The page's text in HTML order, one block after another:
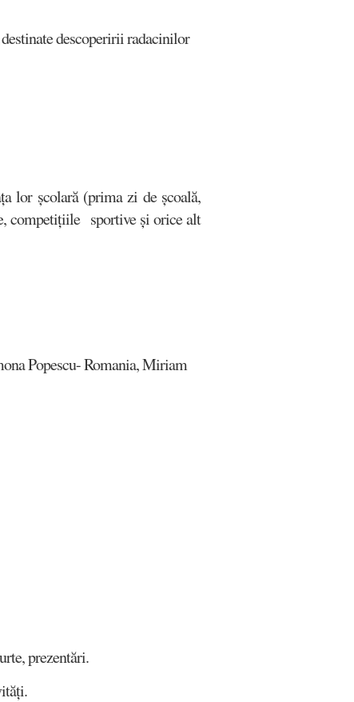
descoperirii radacinilor
lor școlară (prima zi de școală,
competițiile sportive și orice alt
Popescu- Romania, Miriam
prezentări.